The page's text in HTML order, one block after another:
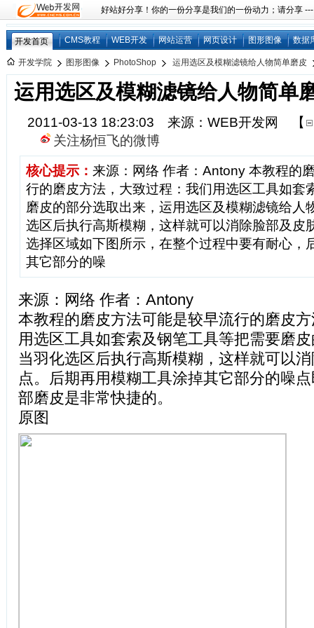
好站好分享！你的一份分享是我们的一份动力；请分享
开发首页 CMS教程 WEB开发 网站运营 网页设计 图形图像 数据
开发学院 图形图像 PhotoShop 运用选区及模糊滤镜给人物简单磨皮
运用选区及模糊滤镜给人物简单
2011-03-13 18:23:03 来源：WEB开发网
【
关注杨恒飞的微博
核心提示： 来源：网络 作者：Antony 本教程的
行的磨皮方法，大致过程：我们用选区工具如套
磨皮的部分选取出来，运用选区及模糊滤镜给人
选区后执行高斯模糊，这样就可以消除脸部及皮
选择区域如下图所示，在整个过程中要有耐心，
其它部分的噪
来源：网络 作者：Antony
本教程的磨皮方法可能是较早流行的磨皮
用选区工具如套索及钢笔工具等把需要磨
当羽化选区后执行高斯模糊，这样就可以
点。后期再用模糊工具涂掉其它部分的噪
部磨皮是非常快捷的。
原图